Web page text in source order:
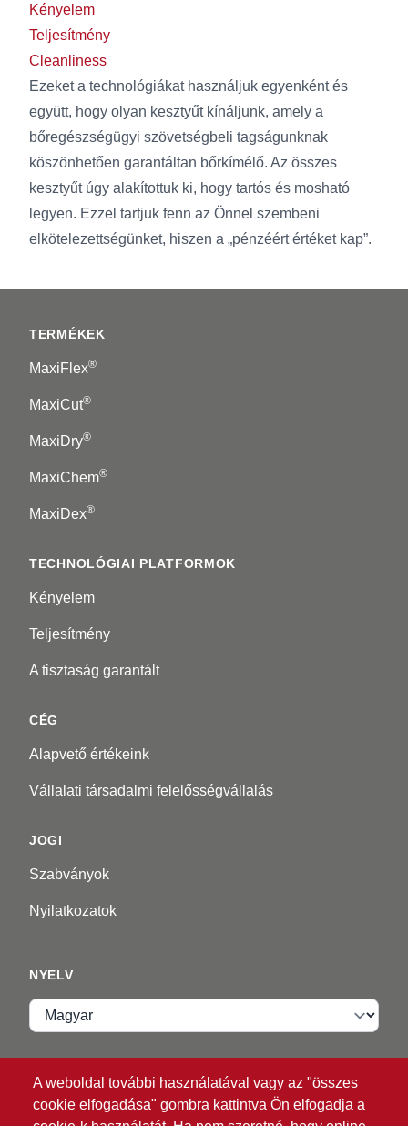
Kényelem
Teljesítmény
Cleanliness
Ezeket a technológiákat használjuk egyenként és
együtt, hogy olyan kesztyűt kínáljunk, amely a
bőregészségügyi szövetségbeli tagságunknak
köszönhetően garantáltan bőrkímélő. Az összes
kesztyűt úgy alakítottuk ki, hogy tartós és mosható
legyen. Ezzel tartjuk fenn az Önnel szembeni
elkötelezettségünket, hiszen a „pénzéért értéket kap”.
TERMÉKEK
MaxiFlex®
MaxiCut®
MaxiDry®
MaxiChem®
MaxiDex®
TECHNOLÓGIAI PLATFORMOK
Kényelem
Teljesítmény
A tisztaság garantált
CÉG
Alapvető értékeink
Vállalati társadalmi felelősségvállalás
JOGI
Szabványok
Nyilatkozatok
A weboldal további használatával vagy az "összes
cookie elfogadása" gombra kattintva Ön elfogadja a
NYELV
Nyelv
Bejelentkezés